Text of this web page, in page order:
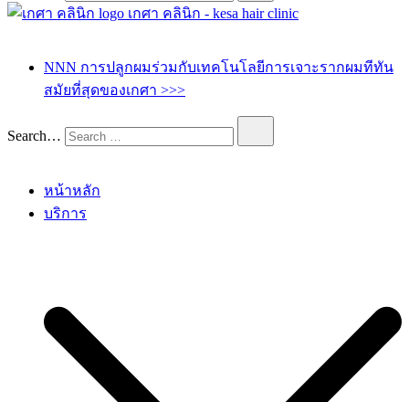
NNN การปลูกผมร่วมกับเทคโนโลยีการเจาะรากผมทีทัน
สมัยที่สุดของเกศา >>>
Search…
หน้าหลัก
บริการ